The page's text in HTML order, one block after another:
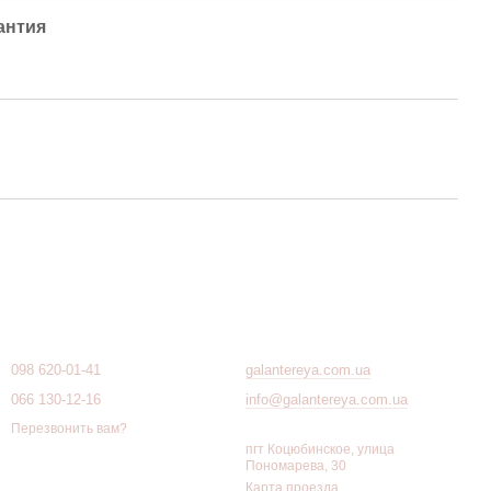
098 620-01-41
066 130-12-16
Перезвонить вам?
galantereya.com.ua
info@galantereya.com.ua
пгт Коцюбинское, улица
Пономарева, 30
Карта проезда